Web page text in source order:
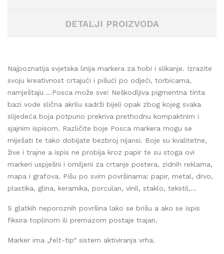
DETALJI PROIZVODA
Najpoznatija svjetska linija markera za hobi i slikanje. Izrazite
svoju kreativnost crtajući i pišući po odjeći, torbicama,
namještaju …Posca može sve! Neškodljiva pigmentna tinta
bazi vode slična akrilu sadrži bijeli opak zbog kojeg svaka
slijedeća boja potpuno prekriva prethodnu kompaktnim i
sjajnim ispisom. Različite boje Posca markera mogu se
miješati te tako dobijate bezbroj nijansi. Boje su kvalitetne,
žive i trajne a ispis ne probija kroz papir te su stoga ovi
markeri uspješni i omiljeni za crtanje postera, zidnih reklama,
mapa i grafova. Pišu po svim površinama: papir, metal, drvo,
plastika, glina, keramika, porculan, vinil, staklo, tekstil,...
S glatkih neporoznih površina lako se brišu a ako se ispis
fiksira toplinom ili premazom postaje trajan.
Marker ima „felt-tip“ sistem aktiviranja vrha.